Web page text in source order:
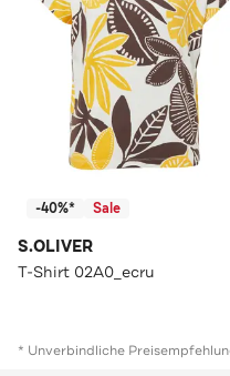
-40%* Sale
S.OLIVER
T-Shirt 02A0_ecru
* Unverbindliche